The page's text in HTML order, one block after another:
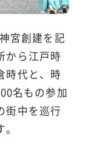
宮創建を記
から江戸時
時代と、時
名もの参加
街中を巡行